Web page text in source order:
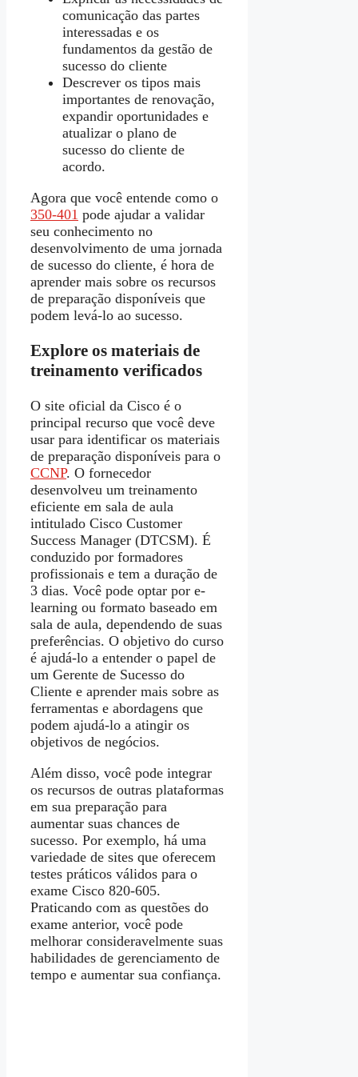
comunicação das partes
interessadas e os
fundamentos da gestão de
sucesso do cliente
Descrever os tipos mais
importantes de renovação,
expandir oportunidades e
atualizar o plano de
sucesso do cliente de
acordo.
Agora que você entende como o
350-401 pode ajudar a validar
seu conhecimento no
desenvolvimento de uma jornada
de sucesso do cliente, é hora de
aprender mais sobre os recursos
de preparação disponíveis que
podem levá-lo ao sucesso.
Explore os materiais de
treinamento verificados
O site oficial da Cisco é o
principal recurso que você deve
usar para identificar os materiais
de preparação disponíveis para o
CCNP. O fornecedor
desenvolveu um treinamento
eficiente em sala de aula
intitulado Cisco Customer
Success Manager (DTCSM). É
conduzido por formadores
profissionais e tem a duração de
3 dias. Você pode optar por e-
learning ou formato baseado em
sala de aula, dependendo de suas
preferências. O objetivo do curso
é ajudá-lo a entender o papel de
um Gerente de Sucesso do
Cliente e aprender mais sobre as
ferramentas e abordagens que
podem ajudá-lo a atingir os
objetivos de negócios.
Além disso, você pode integrar
os recursos de outras plataformas
em sua preparação para
aumentar suas chances de
sucesso. Por exemplo, há uma
variedade de sites que oferecem
testes práticos válidos para o
exame Cisco 820-605.
Praticando com as questões do
exame anterior, você pode
melhorar consideravelmente suas
habilidades de gerenciamento de
tempo e aumentar sua confiança.